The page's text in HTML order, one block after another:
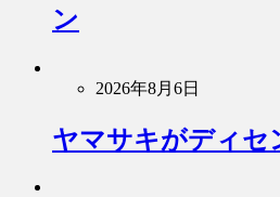
ン
2026年8月6日
ヤマサキがディセ